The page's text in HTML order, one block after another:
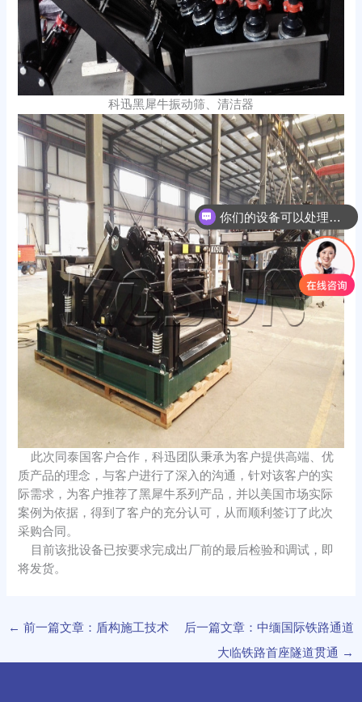
科迅黑犀牛振动筛、清洁器
此次同泰国客户合作，科迅团队秉承为客户提供高端、优
质产品的理念，与客户进行了深入的沟通，针对该客户的实
际需求，为客户推荐了黑犀牛系列产品，并以美国市场实际
案例为依据，得到了客户的充分认可，从而顺利签订了此次
采购合同。
目前该批设备已按要求完成出厂前的最后检验和调试，即
将发货。
← 前一篇文章：盾构施工技术
后一篇文章：中缅国际铁路通道
大临铁路首座隧道贯通 →